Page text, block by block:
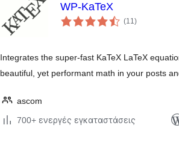
WP-KaTeX
(11αξιολογήσεις
σύνολο
)
Integrates the super-fast KaTeX LaTeX
beautiful, yet performant math in your posts
ascom
700+ ενεργές εγκαταστάσεις